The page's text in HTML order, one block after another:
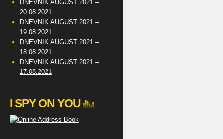
DNEVNIK AUGUST 2021 –
20.08.2021
DNEVNIK AUGUST 2021 –
19.08.2021
DNEVNIK AUGUST 2021 –
18.08.2021
DNEVNIK AUGUST 2021 –
17.08.2021
I SPY ON YOU